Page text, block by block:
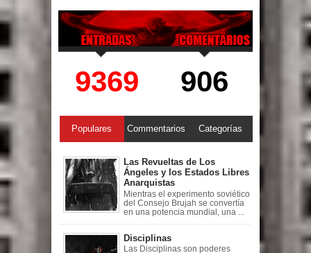
9369 906
Populares Commentarios Categorías
Las Revueltas de Los
Ángeles y los Estados Libres
Anarquistas
Mientras el experimento soviético
del Consejo Brujah se convertía
en una potencia mundial, una ...
Disciplinas
Las Disciplinas son poderes